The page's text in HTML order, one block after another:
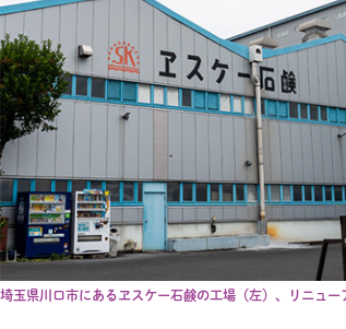
埼玉県川口市にあるヱスケー石鹸の工場（左）、リニュー